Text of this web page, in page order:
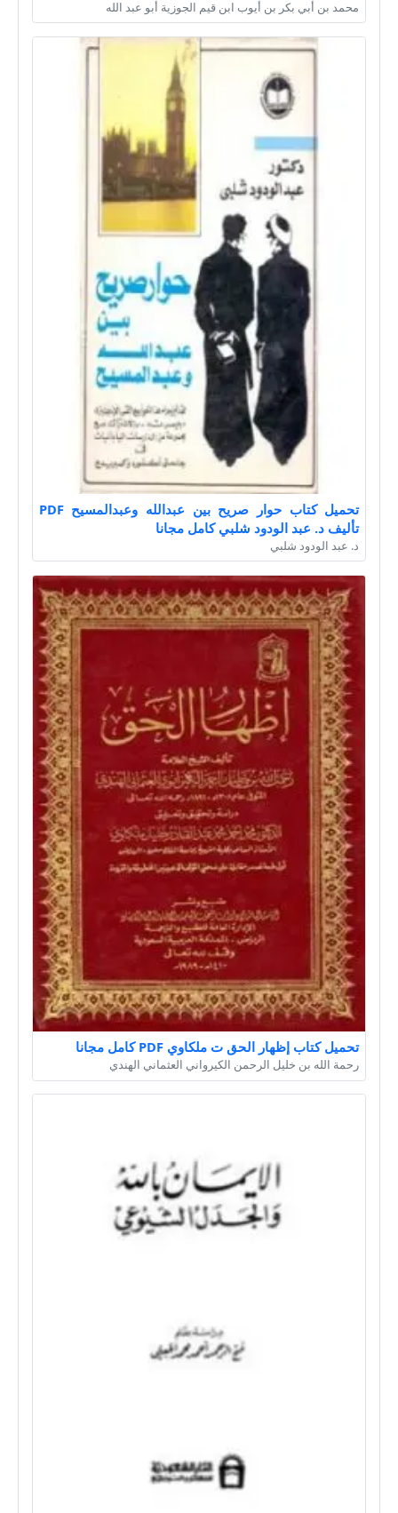
محمد بن أبي بكر بن أيوب ابن قيم الجوزية أبو عبد الله
تحميل كتاب حوار صريح بين عبدالله وعبدالمسيح PDF
تأليف د. عبد الودود شلبي كامل مجانا
د. عبد الودود شلبي
تحميل كتاب إظهار الحق ت ملكاوي PDF كامل مجانا
رحمة الله بن خليل الرحمن الكيرواني العثماني الهندي